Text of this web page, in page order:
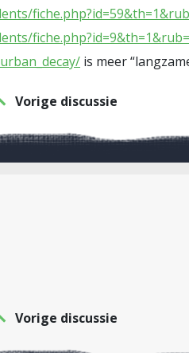
is meer
Vorige discussie
Vorige discussie